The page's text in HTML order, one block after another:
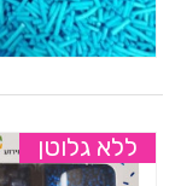
ללא גלוטן